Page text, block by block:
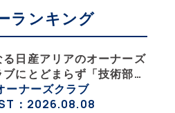
ランキング
る日産アリアのオーナーズ
ブにとどまらず「技術部」
イク部」「釣り部」など多
趣味人集合体がAOCJ【
ーナーズクラブ
：2026.08.08